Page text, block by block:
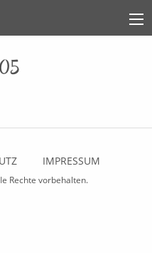
IMPRESSUM
Rechte vorbehalten.